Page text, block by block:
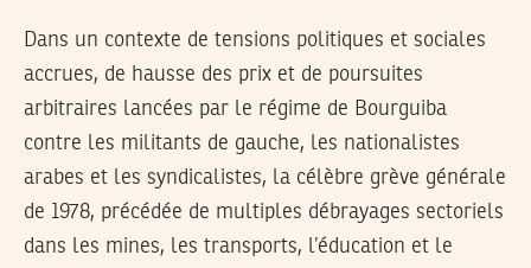
Dans un contexte de tensions politiques et sociales
accrues, de hausse des prix et de poursuites
arbitraires lancées par le régime de Bourguiba
contre les militants de gauche, les nationalistes
arabes et les syndicalistes, la célèbre grève générale
de 1978, précédée de multiples débrayages sectoriels
dans les mines, les transports, l’éducation et le